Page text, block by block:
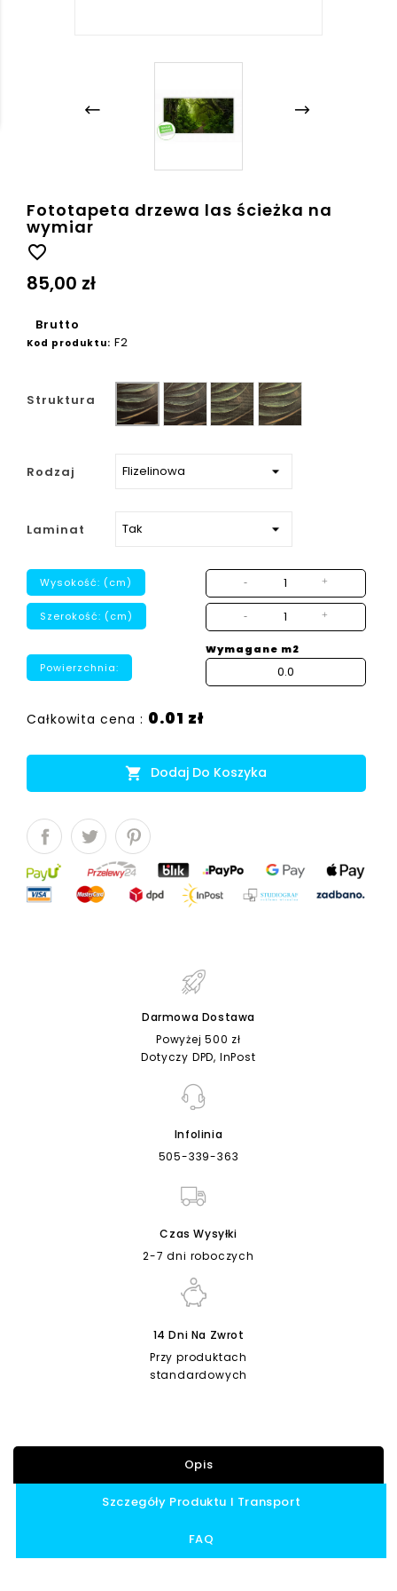
Fototapeta drzewa las ścieżka na
wymiar
favorite_border
85,00 zł
Brutto
Kod produktu: F2
Struktura
Gładka Ziarno Płótno Beton
strukturalny
Rodzaj
Laminat
Wysokość: (cm) - +
Szerokość: (cm) - +
Powierzchnia:
Wymagane m2
Całkowita cena : 0.01 zł
 Dodaj Do Koszyka
Darmowa Dostawa
Powyżej 500 zł
Dotyczy DPD, InPost
Infolinia
505-339-363
Czas Wysyłki
2-7 dni roboczych
14 Dni Na Zwrot
Przy produktach
standardowych
Opis
Szczegóły Produktu I Transport
FAQ